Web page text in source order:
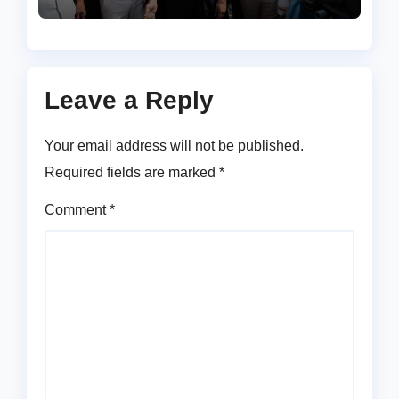
Leave a Reply
Your email address will not be published.
Required fields are marked *
Comment*